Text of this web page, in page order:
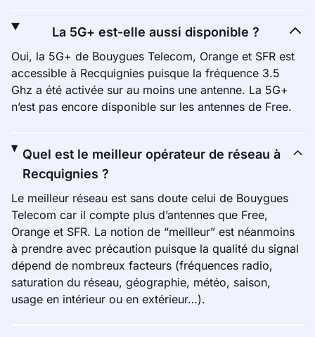
La 5G+ est-elle aussi disponible ?
Oui, la 5G+ de Bouygues Telecom, Orange et SFR est
accessible à Recquignies puisque la fréquence 3.5
Ghz a été activée sur au moins une antenne. La 5G+
n’est pas encore disponible sur les antennes de Free.
Quel est le meilleur opérateur de réseau à
Recquignies ?
Le meilleur réseau est sans doute celui de Bouygues
Telecom car il compte plus d’antennes que Free,
Orange et SFR. La notion de “meilleur” est néanmoins
à prendre avec précaution puisque la qualité du signal
dépend de nombreux facteurs (fréquences radio,
saturation du réseau, géographie, météo, saison,
usage en intérieur ou en extérieur…).